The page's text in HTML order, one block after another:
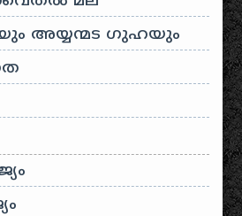
അയ്യന്മട ഗുഹയും